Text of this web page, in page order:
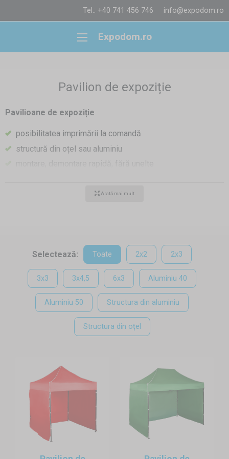
Tel.: +40 741 456 746 info@expodom.ro
Expodom.ro
Pavilion de expoziție
Pavilioane de expoziție
posibilitatea imprimării la comandă
structură din oțel sau aluminiu
o varietate largă de dimensiuni, care pot fi unite pentru a
expoziții, conferințe sau alte evenimente? Alegeți din oferta
noastră și veți dispune de spațiul perfect pentru a expune
orice. Aveți nevoie de spațiu mic sau de dimensiune regală?
În oferta noastră avem pavilioane de expoziție de la 2x2m
până la 6x3m.
satisface cu siguranță nevoile dumneavoastre. Elementele
componente ale structurii sunt legate printre ele prin
înșurubare, astfel în caz de deteriorare puteți să schimbati
orice piesă chiar și dumneavoastră fără probleme. Structura
cortului variază și în funcție de secțiunea transversală a
picioarelor de sprijin, care poate fi pătratul clasic sau cea
Arată mai mult
Selectează: Toate 2x2 2x3
3x3 3x4,5 6x3 Aluminiu 40
Aluminiu 50 Structura din aluminiu
Structura din oțel